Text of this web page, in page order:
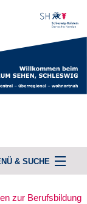
& SUCHE
zur Berufsbildung